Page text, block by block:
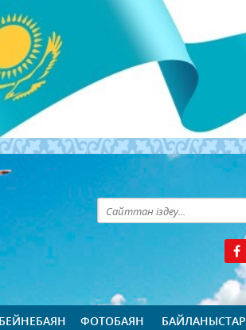
БЕЙНЕБАЯН ФОТОБАЯН БАЙЛАНЫСТАР